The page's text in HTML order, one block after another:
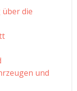
die
und